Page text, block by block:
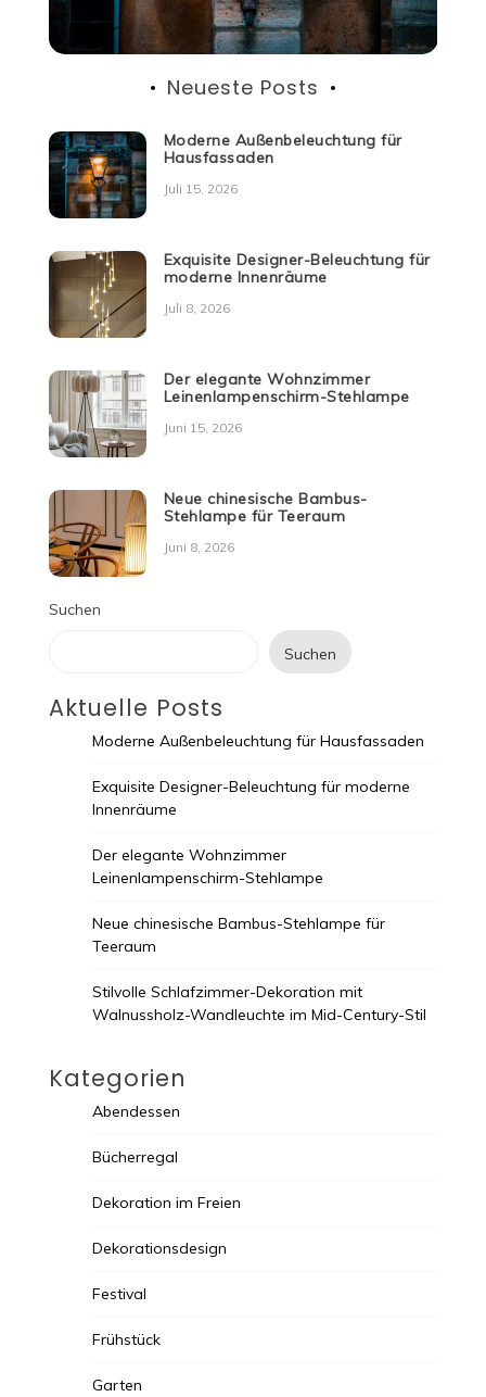
Neueste Posts
Moderne Außenbeleuchtung für
Hausfassaden
Juli 15, 2026
Exquisite Designer-Beleuchtung für
moderne Innenräume
Juli 8, 2026
Der elegante Wohnzimmer
Leinenlampenschirm-Stehlampe
Juni 15, 2026
Neue chinesische Bambus-
Stehlampe für Teeraum
Juni 8, 2026
Suchen
Suchen
Aktuelle Posts
Moderne Außenbeleuchtung für Hausfassaden
Exquisite Designer-Beleuchtung für moderne
Innenräume
Der elegante Wohnzimmer
Leinenlampenschirm-Stehlampe
Neue chinesische Bambus-Stehlampe für
Teeraum
Stilvolle Schlafzimmer-Dekoration mit
Walnussholz-Wandleuchte im Mid-Century-Stil
Kategorien
Abendessen
Bücherregal
Dekoration im Freien
Dekorationsdesign
Festival
Frühstück
Garten